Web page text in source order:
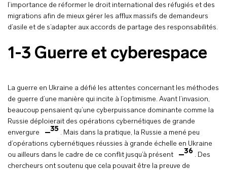
l’importance de réformer le droit international des réfugiés et des
migrations afin de mieux gérer les afflux massifs de demandeurs
d’asile et de s’adapter aux accords de partage des responsabilités.
1-3 Guerre et cyberespace
La guerre en Ukraine a défié les attentes concernant les méthodes
de guerre d’une manière qui incite à l’optimisme. Avant l’invasion,
beaucoup pensaient qu’une cyberpuissance dominante comme la
Russie déploierait des opérations cybernétiques de grande
envergure
35 . Mais dans la pratique, la Russie a mené peu
d’opérations cybernétiques réussies à grande échelle en Ukraine
ou ailleurs dans le cadre de ce conflit jusqu’à présent
36 . Des
chercheurs ont soutenu que cela pouvait être la preuve de